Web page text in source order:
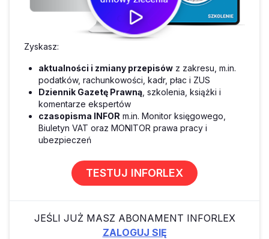
Zyskasz:
aktualności i zmiany przepisów z zakresu, m.in.
podatków, rachunkowości, kadr, płac i ZUS
Dziennik Gazetę Prawną , szkolenia, książki i
komentarze ekspertów
czasopisma INFOR m.in. Monitor księgowego,
Biuletyn VAT oraz MONITOR prawa pracy i
ubezpieczeń
TESTUJ INFORLEX
JEŚLI JUŻ MASZ ABONAMENT INFORLEX
ZALOGUJ SIĘ